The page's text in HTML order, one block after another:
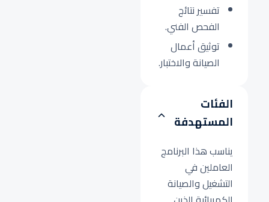
تفسير نتائج
الفحص الفني.
توثيق أعمال
الصيانة والاختبار.
الفئات
المستهدفة
يناسب هذا البرنامج
العاملين في
التشغيل والصيانة